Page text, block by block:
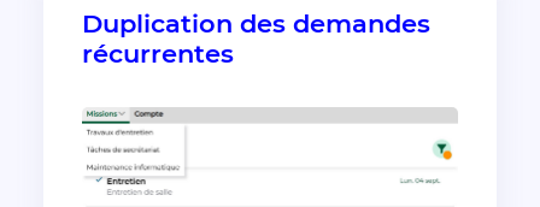
Duplication des demandes
récurrentes